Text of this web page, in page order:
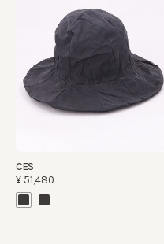
CES
¥51,480